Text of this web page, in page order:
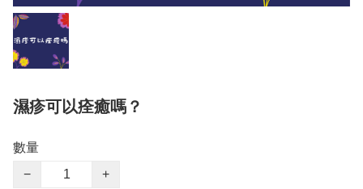
濕疹可以痊癒嗎？
數量
−
+